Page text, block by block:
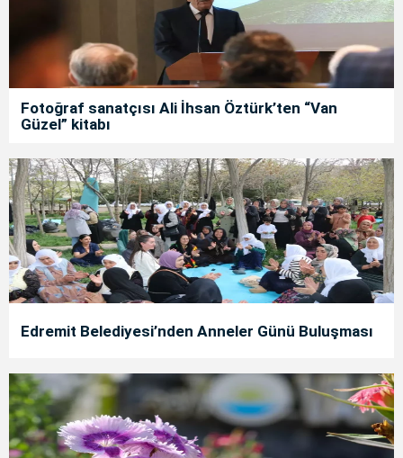
Fotoğraf sanatçısı Ali İhsan Öztürk’ten “Van
Güzel” kitabı
Edremit Belediyesi’nden Anneler Günü Buluşması